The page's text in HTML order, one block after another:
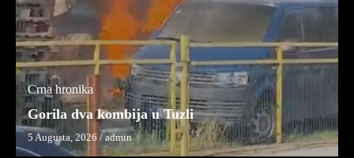
Crna hronika
Gorila dva kombija u Tuzli
5 Augusta, 2026 /admin